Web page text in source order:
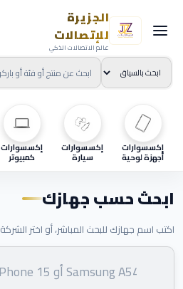
الجزيرة
للإتصالات
عالم الاتصالات الذكي
إكسسوارات
أجهزة لوحية
إكسسوارات
سيارة
إكسسوارات
كمبيوتر
ابحث حسب جهازك
اكتب اسم جهازك للبحث المباشر، أو اختر